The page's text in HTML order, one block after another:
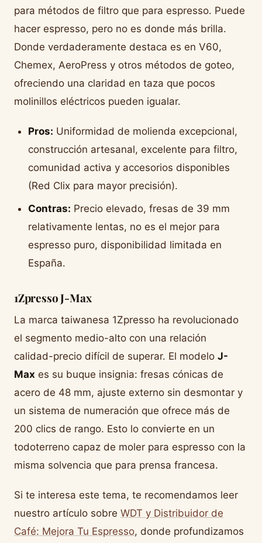
para métodos de filtro que para espresso. Puede
hacer espresso, pero no es donde más brilla.
Donde verdaderamente destaca es en V60,
Chemex, AeroPress y otros métodos de goteo,
ofreciendo una claridad en taza que pocos
molinillos eléctricos pueden igualar.
Pros: Uniformidad de molienda excepcional,
construcción artesanal, excelente para filtro,
comunidad activa y accesorios disponibles
(Red Clix para mayor precisión).
Contras: Precio elevado, fresas de 39 mm
relativamente lentas, no es el mejor para
espresso puro, disponibilidad limitada en
España.
1Zpresso J-Max
La marca taiwanesa 1Zpresso ha revolucionado
el segmento medio-alto con una relación
calidad-precio difícil de superar. El modelo J-
Max es su buque insignia: fresas cónicas de
acero de 48 mm, ajuste externo sin desmontar y
un sistema de numeración que ofrece más de
200 clics de rango. Esto lo convierte en un
todoterreno capaz de moler para espresso con la
misma solvencia que para prensa francesa.
Si te interesa este tema, te recomendamos leer
nuestro artículo sobre WDT y Distribuidor de
Café: Mejora Tu Espresso, donde profundizamos